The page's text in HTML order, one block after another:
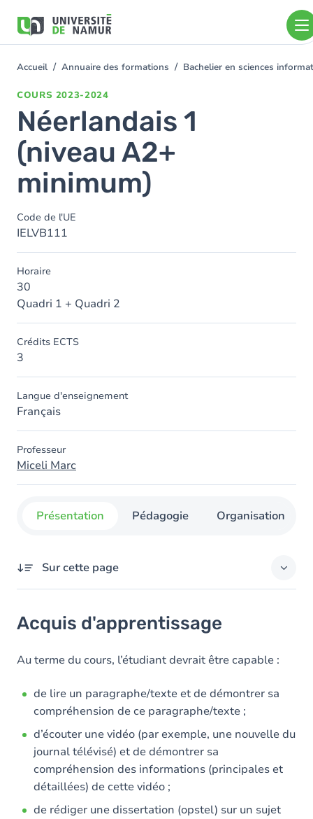
contenu
You
Accueil Annuaire des formations Bachelier en sciences
COURS 2023-2024
Néerlandais 1
(niveau A2+
minimum)
Code de l'UE
IELVB111
Horaire
30
Quadri 1 + Quadri 2
Crédits ECTS
3
Langue d'enseignement
Français
Professeur
Miceli Marc
Présentation Pédagogie Organisation
Sur cette page
Objectifs
Contenu
Acquis d'apprentissage
Au terme du cours, l’étudiant devrait être capable :
de lire un paragraphe/texte et de démontrer sa
compréhension de ce paragraphe/texte ;
d’écouter une vidéo (par exemple, une nouvelle du
journal télévisé) et de démontrer sa
compréhension des informations (principales et
détaillées) de cette vidéo ;
de rédiger une dissertation (opstel) sur un sujet